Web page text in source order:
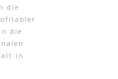
die
die
in